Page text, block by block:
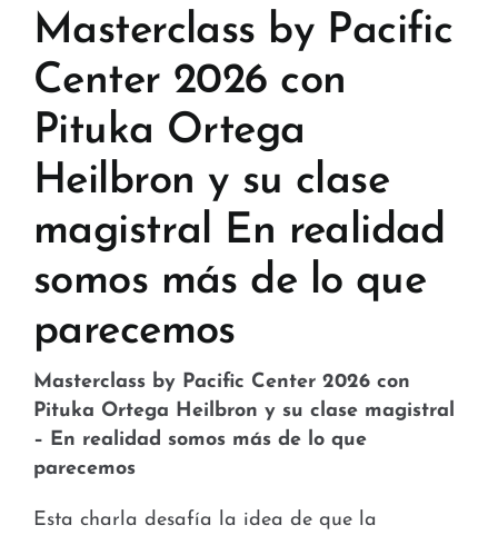
Tiendas y Conveniencia
Hospital y Salud
Servicios y Amenidades
Noticias
Contacto
FAQ
Masterclass by Pacific
Center 2026 con
Pituka Ortega
Heilbron y su clase
magistral En realidad
somos más de lo que
parecemos
Masterclass by Pacific Center 2026 con
Pituka Ortega Heilbron y su clase magistral
– En realidad somos más de lo que
parecemos
Esta charla desafía la idea de que la